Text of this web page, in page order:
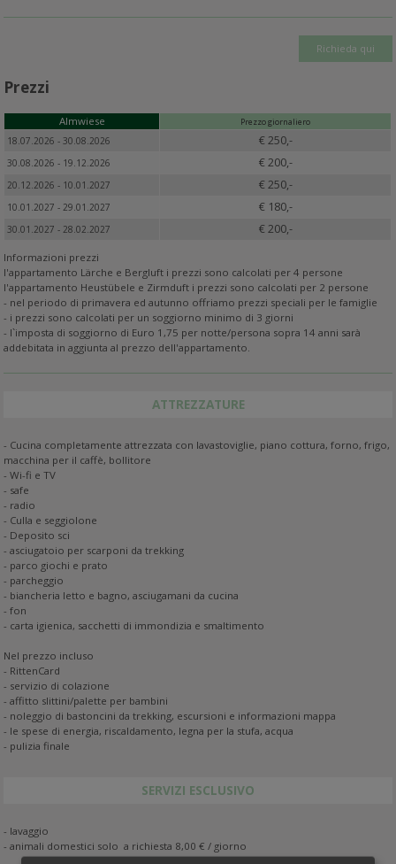
Richieda qui
Prezzi
Almwiese Prezzo giornaliero
18.07.2026 - 30.08.2026 € 250,-
30.08.2026 - 19.12.2026 € 200,-
20.12.2026 - 10.01.2027 € 250,-
10.01.2027 - 29.01.2027 € 180,-
30.01.2027 - 28.02.2027 € 200,-
Informazioni prezzi
l'appartamento Lärche e Bergluft i prezzi sono calcolati per 4 persone
l'appartamento Heustübele e Zirmduft i prezzi sono calcolati per 2 persone
- nel periodo di primavera ed autunno offriamo prezzi speciali per le famiglie
- i prezzi sono calcolati per un soggiorno minimo di 3 giorni
- l`imposta di soggiorno di Euro 1,75 per notte/persona sopra 14 anni sarà
addebitata in aggiunta al prezzo dell'appartamento.
ATTREZZATURE
- Cucina completamente attrezzata con lavastoviglie, piano cottura, forno, frigo,
macchina per il caffè, bollitore
- Wi-fi e TV
- safe
- radio
- Culla e seggiolone
- Deposito sci
- asciugatoio per scarponi da trekking
- parco giochi e prato
- parcheggio
- biancheria letto e bagno, asciugamani da cucina
- fon
- carta igienica, sacchetti di immondizia e smaltimento
Nel prezzo incluso
- RittenCard
- servizio di colazione
- affitto slittini/palette per bambini
- noleggio di bastoncini da trekking, escursioni e informazioni mappa
- le spese di energia, riscaldamento, legna per la stufa, acqua
- pulizia finale
SERVIZI ESCLUSIVO
- lavaggio
- animali domestici solo a richiesta 8,00 € / giorno